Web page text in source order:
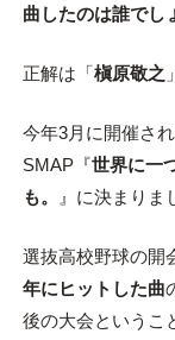
曲したのは誰でし
正解は「槇原敬之
今年3月に開催さ
SMAP『世界に一
も。
』に決まりま
選抜高校野球の開
年にヒットした曲
後の大会というこ